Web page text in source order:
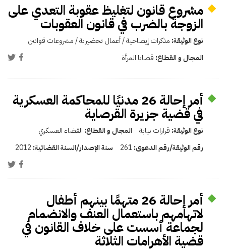
مشروع قانون لتغليظ عقوبة التعدي على
الزوجة بالضرب في قانون العقوبات
نوع الوثيقة: مذكرات إيضاحية / أعمال تحضيرية / مشروعات قوانين
المجال و القطاع: قضايا المرأة
أمر إحالة 26 مدنيًا للمحاكمة العسكرية
في قضية جزيرة القرصاية
نوع الوثيقة: قرارات نيابة المجال و القطاع: القضاء العسكري
رقم الوثيقة/رقم الدعوى: 261 سنة الإصدار/السنة القضائية: 2012
أمر إحالة 26 متهمًا بينهم أطفال
لاتهامهم باستعمال العنف والانضمام
لجماعة أسست على خلاف القانون في
قضية الأهرامات الثلاثة